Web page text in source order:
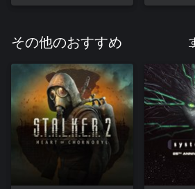
その他のおすすめ